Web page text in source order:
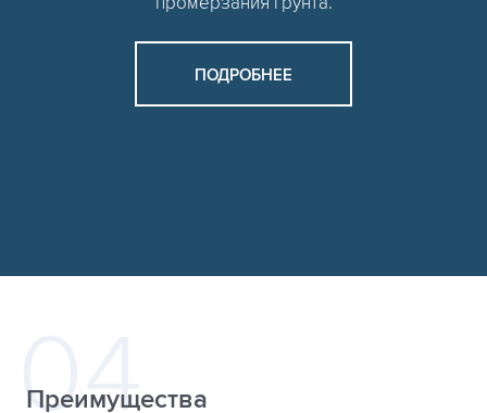
ПОДРОБНЕЕ
Преимущества